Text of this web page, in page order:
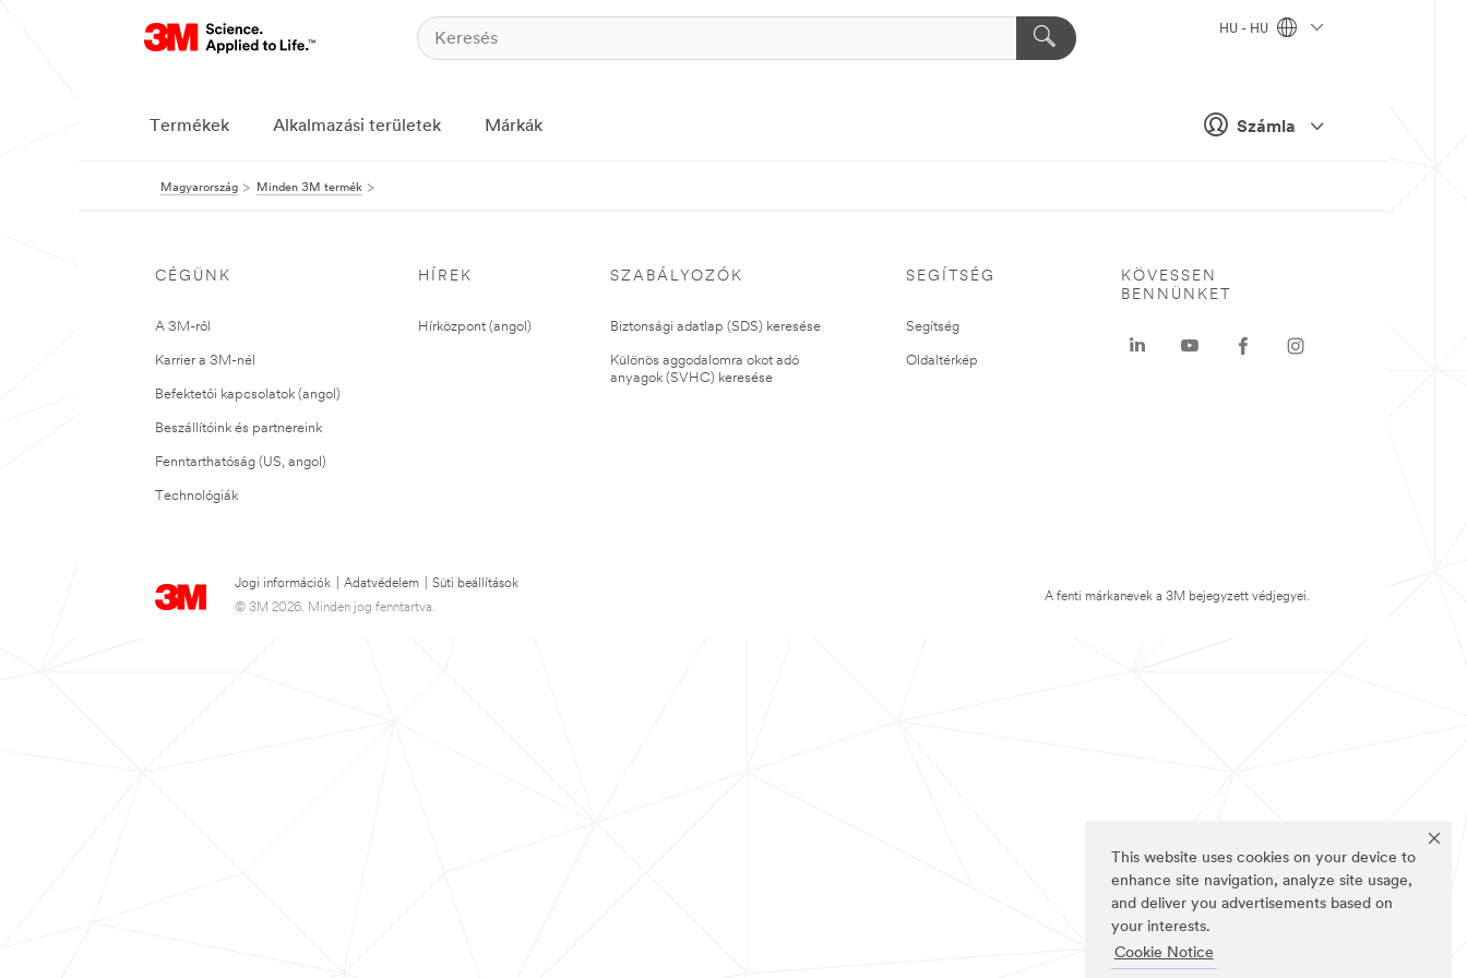
This website uses cookies on your device to
enhance site navigation, analyze site usage,
and deliver you advertisements based on
your interests.
Cookie Notice
Számla
HU - HU
Termékek Alkalmazási területek Márkák
Magyarország Minden 3M termék
CÉGÜNK
A 3M-ről
Karrier a 3M-nél
Befektetői kapcsolatok (angol)
Beszállítóink és partnereink
Fenntarthatóság (US, angol)
Technológiák
HÍREK
Hírközpont (angol)
SZABÁLYOZÓK
Biztonsági adatlap (SDS) keresése
Különös aggodalomra okot adó
anyagok (SVHC) keresése
SEGÍTSÉG
Segítség
Oldaltérkép
Jogi információk Adatvédelem
Süti beállítások
© 3M 2026. Minden jog fenntartva.
KÖVESSEN
BENNÜNKET
A fenti márkanevek a 3M bejegyzett védjegyei.